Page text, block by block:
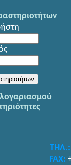
ΤΗΛ.:
FAX: